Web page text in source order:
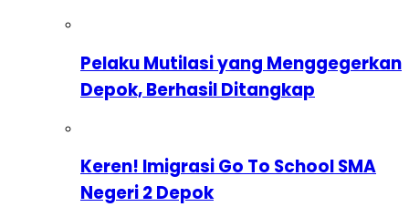
Pelaku Mutilasi yang Menggegerkan
Depok, Berhasil Ditangkap
Keren! Imigrasi Go To School SMA
Negeri 2 Depok